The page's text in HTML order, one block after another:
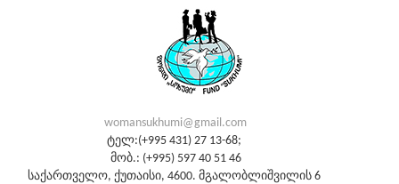
womansukhumi@gmail.com
ტელ:(+995 431) 27 13-68;
მობ.: (+995) 597 40 51 46
საქართველო, ქუთაისი, 4600. მგალობლიშვილის 6